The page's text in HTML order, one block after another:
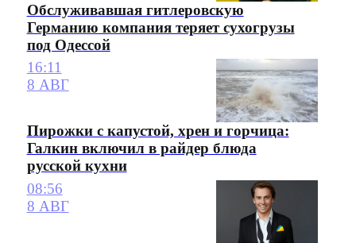
Обслуживавшая гитлеровскую
Германию компания теряет сухогрузы
под Одессой
16:11
8 АВГ
Пирожки с капустой, хрен и горчица:
Галкин включил в райдер блюда
русской кухни
08:56
8 АВГ